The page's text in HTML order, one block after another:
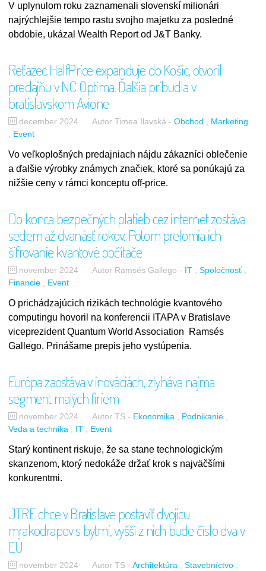
V uplynulom roku zaznamenali slovenskí milionári
najrýchlejšie tempo rastu svojho majetku za posledné
obdobie, ukázal Wealth Report od J&T Banky.
Reťazec HalfPrice expanduje do Košíc, otvoril
predajňu v NC Optima. Ďalšia pribudla v
bratislavskom Avione
december 2024 Autor Timea Ilavská-Obchod
Marketing
Event
Vo veľkoplošných predajniach nájdu zákazníci oblečenie
a ďalšie výrobky známych značiek, ktoré sa ponúkajú za
nižšie ceny v rámci konceptu off-price.
Do konca bezpečných platieb cez internet zostáva
sedem až dvanásť rokov. Potom prelomia ich
šifrovanie kvantové počítače
november 2024 Autor Ramsés Gallego- IT
Spoločnosť
Financie
Event
O prichádzajúcich rizikách technológie kvantového
computingu hovoril na konferencii ITAPA v Bratislave
viceprezident Quantum World Association Ramsés
Gallego. Prinášame prepis jeho vystúpenia.
Európa zaostáva v inováciách, zlyháva najmä
segment malých firiem
november 2024 Autor TS- Ekonomika
Podnikanie
Veda a technika
IT Event
Starý kontinent riskuje, že sa stane technologickým
skanzenom, ktorý nedokáže držať krok s najväčšími
konkurentmi.
JTRE chce v Bratislave postaviť dvojicu
mrakodrapov s bytmi, vyšší z nich bude číslo dva v
EÚ
november 2024 Autor TS-Architektúra
Stavebníctvo